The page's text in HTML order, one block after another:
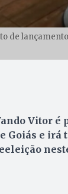
de
Vitor é
Goiás e irá